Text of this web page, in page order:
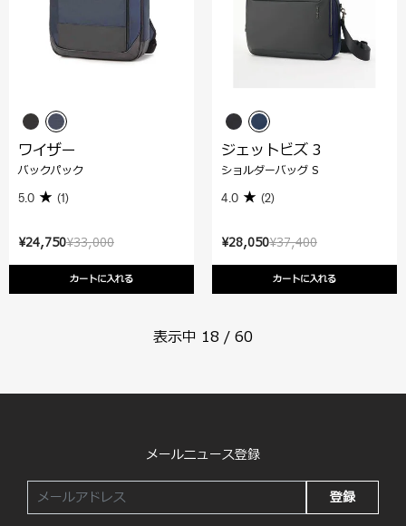
¥33,000
¥24,750
カートに入れる
ワイザー
バックパック
5.0 (1)
¥37,400
¥28,050
カートに入れる
ジェットビズ 3
ショルダーバッグ S
4.0 (2)
表示中 18 / 60
メールニュース登録
登録